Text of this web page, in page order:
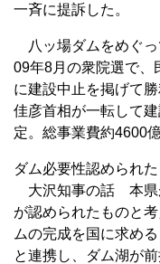
一斉に提訴した。
八ッ場ダムをめぐっ
09年8月の衆院選で、
に建設中止を掲げて
佳彦首相が一転して
定。総事業費約4600
ダム必要性認められた
大沢知事の話 本県
が認められたものと
ムの完成を国に求め
と連携し、ダム湖が